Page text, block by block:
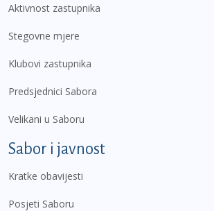
Aktivnost zastupnika
Stegovne mjere
Klubovi zastupnika
Predsjednici Sabora
Velikani u Saboru
Sabor i javnost
Kratke obavijesti
Posjeti Saboru